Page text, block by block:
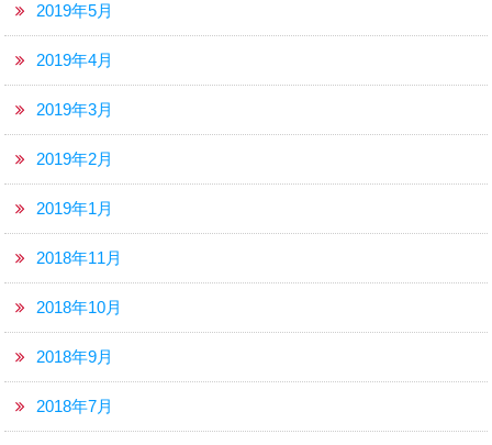
2019年5月
2019年4月
2019年3月
2019年2月
2019年1月
2018年11月
2018年10月
2018年9月
2018年7月